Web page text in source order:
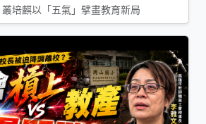
培麒以「五氣」擘畫教育新局